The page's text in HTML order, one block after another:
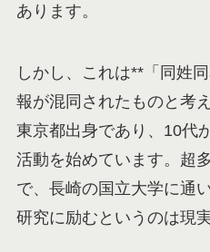
あります。
しかし、これは**「同姓
報が混同されたものと考
東京都出身であり、10代
活動を始めています。超
で、長崎の国立大学に通
研究に励むというのは現